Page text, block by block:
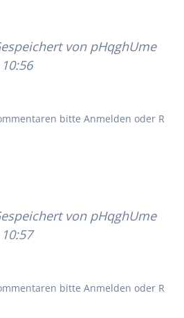
von pHqghUme
bitte Anmelden oder R
von pHqghUme
bitte Anmelden oder R